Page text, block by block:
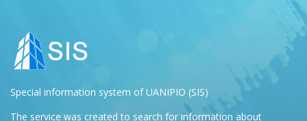
Special information system of UANIPIO (SIS)
The service was created to search for information about